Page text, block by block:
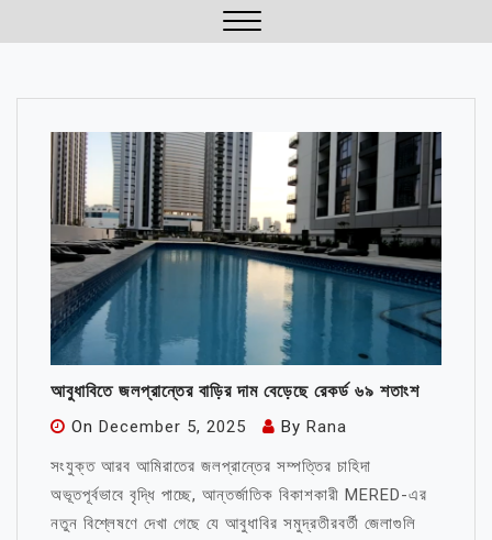
আবুধাবিতে জলপ্রান্তের বাড়ির দাম বেড়েছে রেকর্ড ৬৯ শতাংশ
On December 5, 2025 By Rana
সংযুক্ত আরব আমিরাতের জলপ্রান্তের সম্পত্তির চাহিদা
অভূতপূর্বভাবে বৃদ্ধি পাচ্ছে, আন্তর্জাতিক বিকাশকারী MERED-এর
নতুন বিশ্লেষণে দেখা গেছে যে আবুধাবির সমুদ্রতীরবর্তী জেলাগুলি